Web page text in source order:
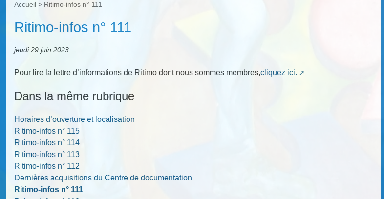
Accueil > Ritimo-infos n° 111
Ritimo-infos n° 111
jeudi 29 juin 2023
Pour lire la lettre d’informations de Ritimo dont nous sommes membres,cliquez ici.
Dans la même rubrique
Horaires d’ouverture et localisation
Ritimo-infos n° 115
Ritimo-infos n° 114
Ritimo-infos n° 113
Ritimo-infos n° 112
Dernières acquisitions du Centre de documentation
Ritimo-infos n° 111